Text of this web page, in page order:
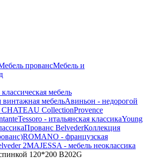
провансМебель и
мебель
винтажная мебельАвиньон - недорогой
CollectionProvence
Tessoro - итальянская классикаYoung
Прованс BelvederКоллекция
ROMANO - французская
2MAJESSA - мебель неоклассика
120*200 В202G